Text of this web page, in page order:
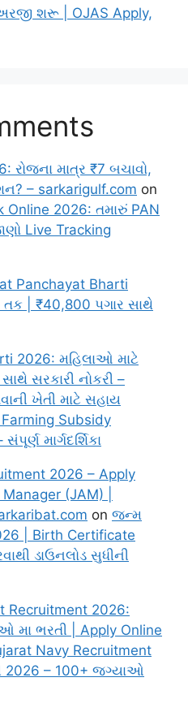
શરૂ | OJAS Apply,
માત્ર ₹7 બચાવો,
– sarkarigulf.com on
Online 2026: તમારું PAN
Live Tracking
Panchayat Bharti
તક | ₹40,800 પગાર સાથે
2026: મહિલાઓ માટે
સરકારી નોકરી –
ખેતી માટે સહાય
Subsidy
માર્ગદર્શિકા
2026 – Apply
(JAM) |
on જન્મ
| Birth Certificate
ડાઉનલોડ સુધીની
Recruitment 2026:
મા ભરતી | Apply Online
Navy Recruitment
2026 – 100+ જગ્યાઓ